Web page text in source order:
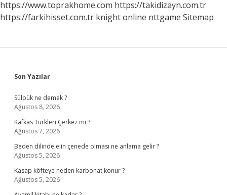
https://www.toprakhome.com https://takidizayn.com.tr
https://farkihisset.com.tr knight online nttgame Sitemap
Sidebar
Son Yazılar
Sülpük ne demek ?
Ağustos 8, 2026
Kafkas Türkleri Çerkez mi ?
Ağustos 7, 2026
Beden dilinde elin çenede olması ne anlama gelir ?
Ağustos 5, 2026
Kasap köfteye neden karbonat konur ?
Ağustos 5, 2026